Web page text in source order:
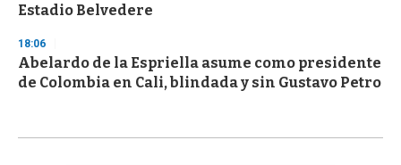
Estadio Belvedere
18:06
Abelardo de la Espriella asume como presidente
de Colombia en Cali, blindada y sin Gustavo Petro